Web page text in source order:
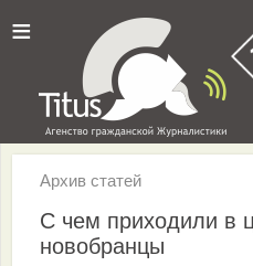
≡
Архив статей
С чем приходили в
новобранцы